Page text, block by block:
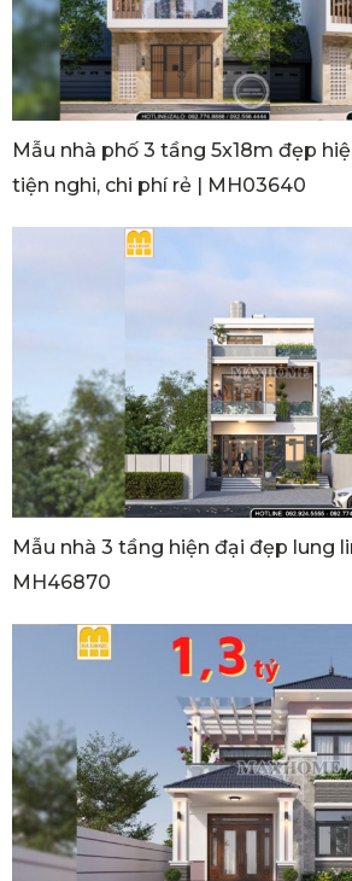
Mẫu nhà phố 3 tầng 5x18m đẹp
tiện nghi, chi phí rẻ | MH03640
Mẫu nhà 3 tầng hiện đại đẹp lung
MH46870